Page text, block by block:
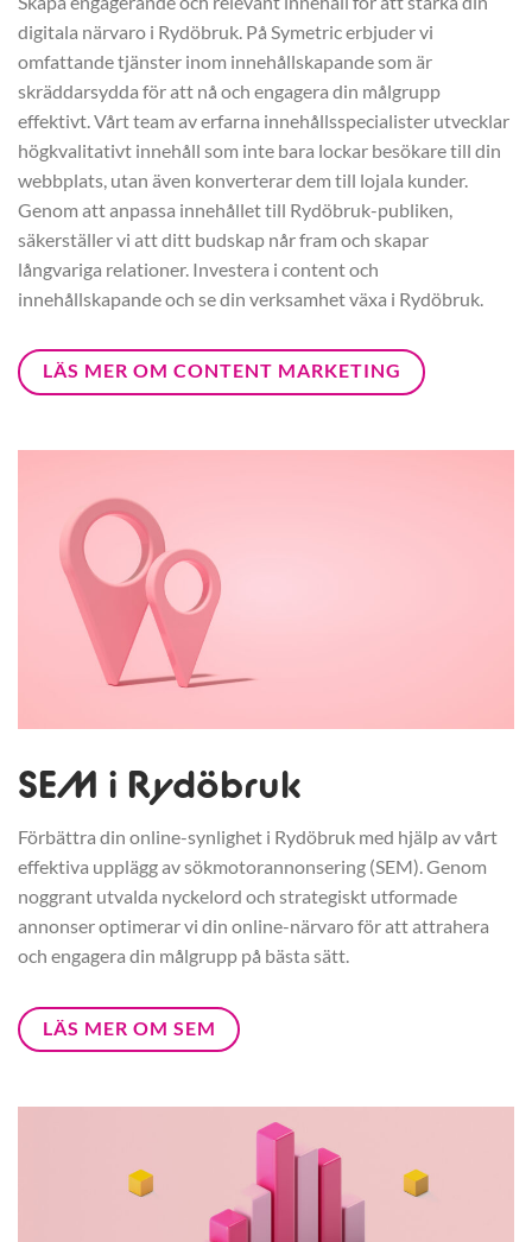
digitala närvaro i Rydöbruk. På Symetric erbjuder vi
omfattande tjänster inom innehållskapande som är
skräddarsydda för att nå och engagera din målgrupp
effektivt. Vårt team av erfarna innehållsspecialister utvecklar
högkvalitativt innehåll som inte bara lockar besökare till din
webbplats, utan även konverterar dem till lojala kunder.
Genom att anpassa innehållet till Rydöbruk-publiken,
säkerställer vi att ditt budskap når fram och skapar
långvariga relationer. Investera i content och
innehållskapande och se din verksamhet växa i Rydöbruk.
LÄS MER OM CONTENT MARKETING
SEM i Rydöbruk
Förbättra din online-synlighet i Rydöbruk med hjälp av vårt
effektiva upplägg av sökmotorannonsering (SEM). Genom
noggrant utvalda nyckelord och strategiskt utformade
annonser optimerar vi din online-närvaro för att attrahera
och engagera din målgrupp på bästa sätt.
LÄS MER OM SEM